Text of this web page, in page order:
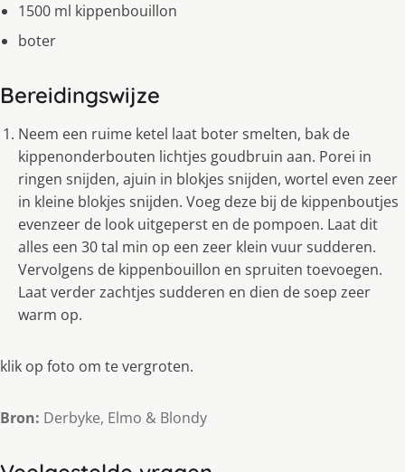
1500 ml kippenbouillon
boter
Bereidingswijze
Neem een ruime ketel laat boter smelten, bak de
kippenonderbouten lichtjes goudbruin aan. Porei in
ringen snijden, ajuin in blokjes snijden, wortel even zeer
in kleine blokjes snijden. Voeg deze bij de kippenboutjes
evenzeer de look uitgeperst en de pompoen. Laat dit
alles een 30 tal min op een zeer klein vuur sudderen.
Vervolgens de kippenbouillon en spruiten toevoegen.
Laat verder zachtjes sudderen en dien de soep zeer
warm op.
klik op foto om te vergroten.
Bron: Derbyke, Elmo & Blondy